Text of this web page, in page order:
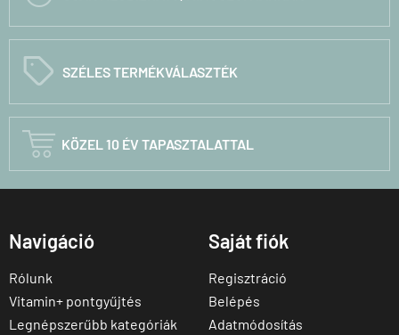
C SZÉLES TERMÉKVÁLASZTÉK
 KÖZEL 10 ÉV TAPASZTALATTAL
Navigáció
Rólunk
Vitamin+ pontgyűjtés
Legnépszerűbb kategóriák
Saját fiók
Regisztráció
Belépés
Adatmódosítás